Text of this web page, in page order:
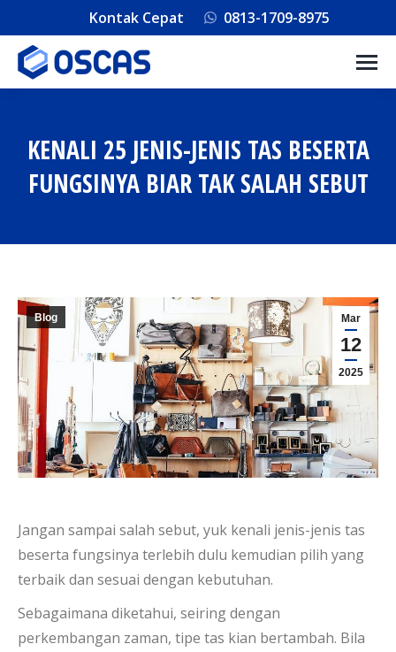
Kontak Cepat 0813-1709-8975
KENALI 25 JENIS-JENIS TAS BESERTA
FUNGSINYA BIAR TAK SALAH SEBUT
Mar
12
2025
Blog
Jangan sampai salah sebut, yuk kenali jenis-jenis tas
beserta fungsinya terlebih dulu kemudian pilih yang
terbaik dan sesuai dengan kebutuhan.
Sebagaimana diketahui, seiring dengan
perkembangan zaman, tipe tas kian bertambah. Bila